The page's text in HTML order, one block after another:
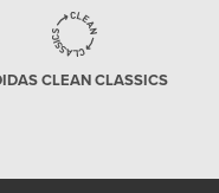
CLEAN CLASSICS